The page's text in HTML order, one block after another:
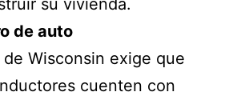
su vivienda.
de auto
de Wisconsin exige que
cuenten con